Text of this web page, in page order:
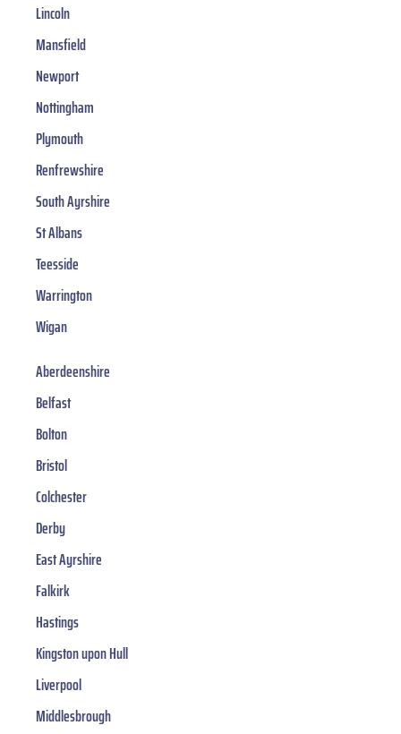
Lincoln
Mansfield
Newport
Nottingham
Plymouth
Renfrewshire
South Ayrshire
St Albans
Teesside
Warrington
Wigan
Aberdeenshire
Belfast
Bolton
Bristol
Colchester
Derby
East Ayrshire
Falkirk
Hastings
Kingston upon Hull
Liverpool
Middlesbrough